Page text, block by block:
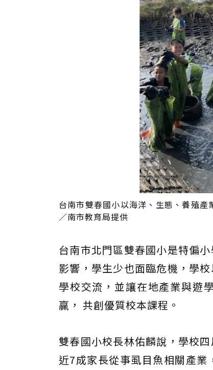
台南市雙春國小以海洋、生態、養殖
／南市教育局提供
台南市北門區雙春國小是特偏小
影響，學生少也面臨危機，學
學校交流，並讓在地產業與遊
贏， 共創優質校本課程。
雙春國小校長林佑麟說，學校
近7成家長從事虱目魚相關產業